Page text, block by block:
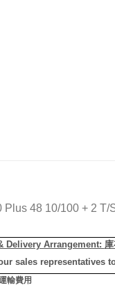
Plus 48 10/100 + 2 T/
Delivery Arrangement:
sales representatives
輸費用